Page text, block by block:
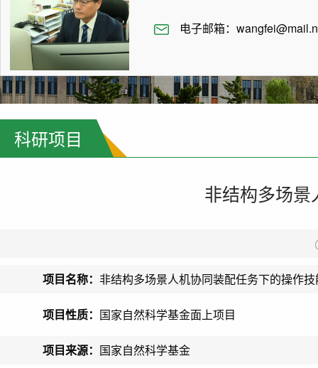
电子邮箱：
科研项目
非结构多场
项目名称： 非结构多场景人机协同装配任务下的操作
项目性质： 国家自然科学基金面上项目
项目来源： 国家自然科学基金